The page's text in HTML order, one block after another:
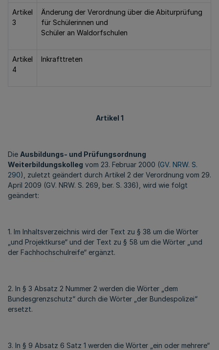
Artikel
3
Änderung der Verordnung über die Abiturprüfung
für Schülerinnen und
Schüler an Waldorfschulen
Artikel
4
Inkrafttreten
Artikel 1
Die Ausbildungs- und Prüfungsordnung
Weiterbildungskolleg vom 23. Februar 2000 (GV. NRW. S.
290), zuletzt geändert durch Artikel 2 der Verordnung vom 29.
April 2009 (GV. NRW. S. 269, ber. S. 336), wird wie folgt
geändert:
1. Im Inhaltsverzeichnis wird der Text zu § 38 um die Wörter
„und Projektkurse“ und der Text zu § 58 um die Wörter „und
der Fachhochschulreife“ ergänzt.
2. In § 3 Absatz 2 Nummer 2 werden die Wörter „dem
Bundesgrenzschutz“ durch die Wörter „der Bundespolizei“
ersetzt.
3. In § 9 Absatz 6 Satz 1 werden die Wörter „ein oder mehrere“